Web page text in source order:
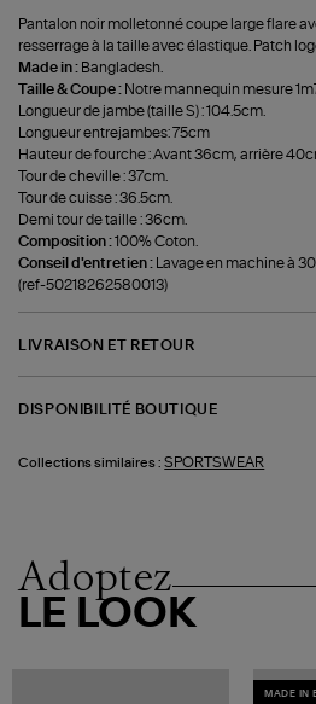
Pantalon noir molletonné coupe large flare
resserrage à la taille avec élastique. Patch
Made in : Bangladesh.
Taille & Coupe : Notre mannequin mesure
Longueur de jambe (taille S) : 104.5cm.
Longueur entrejambes: 75cm
Hauteur de fourche : Avant 36cm, arrière
Tour de cheville : 37cm.
Tour de cuisse : 36.5cm.
Demi tour de taille : 36cm.
Composition :100% Coton.
Conseil d'entretien :
Lavage en machine à
(ref-50218262580013)
LIVRAISON ET RETOUR
DISPONIBILITÉ BOUTIQUE
Collections similaires : SPORTSWEAR
Adoptez
LE LOOK
MADE IN